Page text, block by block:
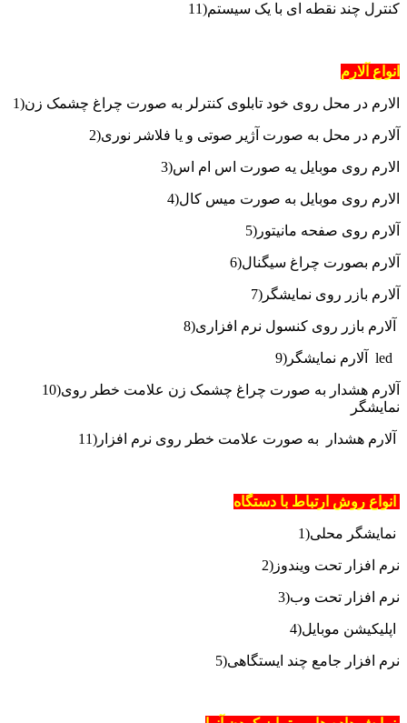
11)کنترل چند نقطه ای با یک سیستم
انواع آلارم
1)الارم در محل روی خود تابلوی کنترلر به صورت چراغ چشمک زن
2)آلارم در محل به صورت آژیر صوتی و یا فلاشر نوری
3)الارم روی موبایل یه صورت اس ام اس
4)الارم روی موبایل به صورت میس کال
5)آلارم روی صفحه مانیتور
6)آلارم بصورت چراغ سیگنال
7)آلارم بازر روی نمایشگر
9)آلارم نمایشگر led
10)آلارم هشدار به صورت چراغ چشمک زن علامت خطر روی
نمایشگر
2)نرم افزار تحت ویندوز
3)نرم افزار تحت وب
5)نرم افزار جامع چند ایستگاهی